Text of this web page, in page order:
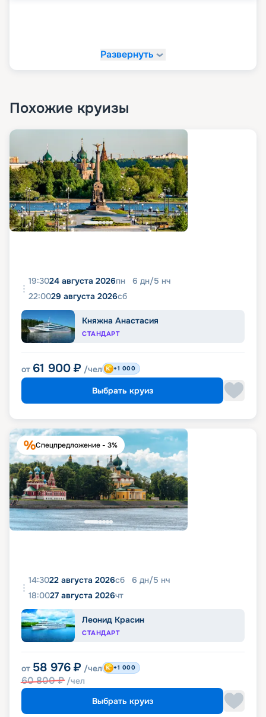
Развернуть
Похожие круизы
19:3024 августа 2026пн 6 дн/5 нч
22:0029 августа 2026сб
Княжна Анастасия
СТАНДАРТ
от 61 900 ₽ /чел +1 000
Выбрать круиз
Спецпредложение - 3%
14:3022 августа 2026сб 6 дн/5 нч
18:0027 августа 2026чт
Леонид Красин
СТАНДАРТ
от 58 976 ₽ /чел
60 800₽ /чел
+1 000
Выбрать круиз